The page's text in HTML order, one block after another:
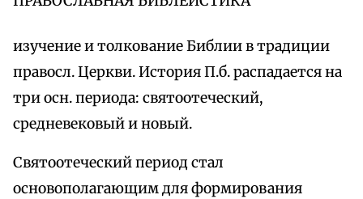
изучение и толкование Библии в традиции
правосл. Церкви. История П.б. распадается на
три осн. периода: святоотеческий,
средневековый и новый.
Святоотеческий период стал
основополагающим для формирования